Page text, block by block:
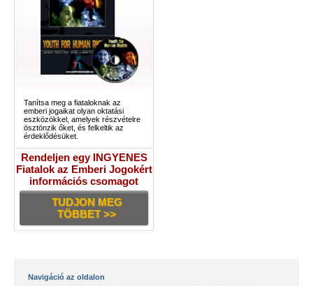
Tanítsa meg a fiataloknak az
emberi jogaikat olyan oktatási
eszközökkel, amelyek részvételre
ösztönzik őket, és felkeltik az
érdeklődésüket.
Rendeljen egy INGYENES
Fiatalok az Emberi Jogokért
információs csomagot
TUDJON MEG
TÖBBET >>
Navigáció az oldalon